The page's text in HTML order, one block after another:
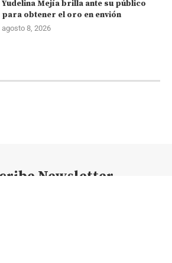
Yudelina Mejía brilla ante su público
para obtener el oro en envión
agosto 8, 2026
Newsletter